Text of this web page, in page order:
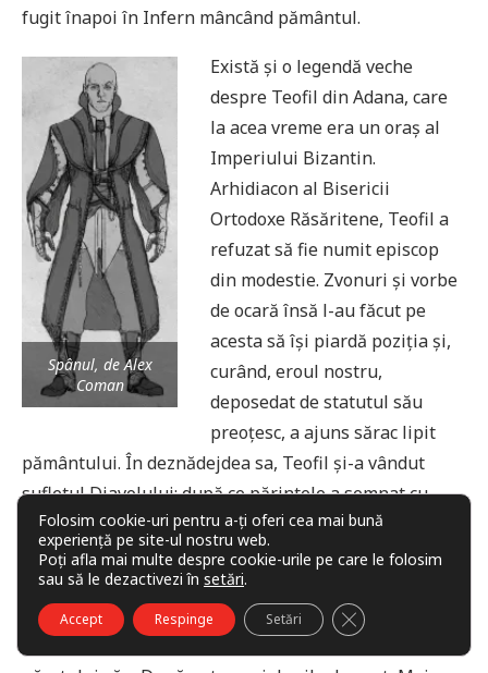
fugit înapoi în Infern mâncând pământul.
Spânul, de Alex
Coman
Există și o legendă veche
despre Teofil din Adana, care
la acea vreme era un oraș al
Imperiului Bizantin.
Arhidiacon al Bisericii
Ortodoxe Răsăritene, Teofil a
refuzat să fie numit episcop
din modestie. Zvonuri și vorbe
de ocară însă l-au făcut pe
acesta să își piardă poziția și,
curând, eroul nostru,
deposedat de statutul său
preoțesc, a ajuns sărac lipit
pământului. În deznădejdea sa, Teofil și-a vândut
sufletul Diavolului: după ce părintele a semnat cu
sânge un act prin care declara că se leapădă de
Dumnezeu, Necuratul a făcut în așa fel încât victima
sa să ajungă episcop. Temându-se însă mai târziu de
consecințele acestui pact, Teofil a început să se
Folosim cookie-uri pentru a-ți oferi cea mai bună
experiență pe site-ul nostru web.
Poți afla mai multe despre cookie-urile pe care le folosim
sau să le dezactivezi în setări.
Accept Respinge Setări CLOSE GDPR